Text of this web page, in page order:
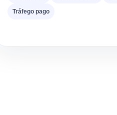
Tráfego pago